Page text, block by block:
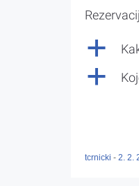
a
a
tcrnicki - 2. 2.